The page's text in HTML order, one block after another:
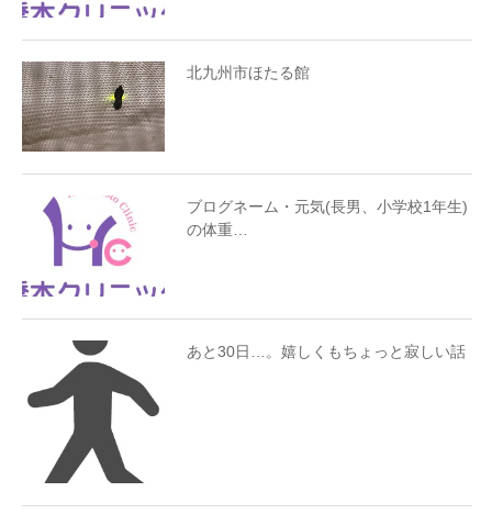
北九州市ほたる館
ブログネーム・元気(長男、小学校1年生)
の体重…
あと30日…。嬉しくもちょっと寂しい話